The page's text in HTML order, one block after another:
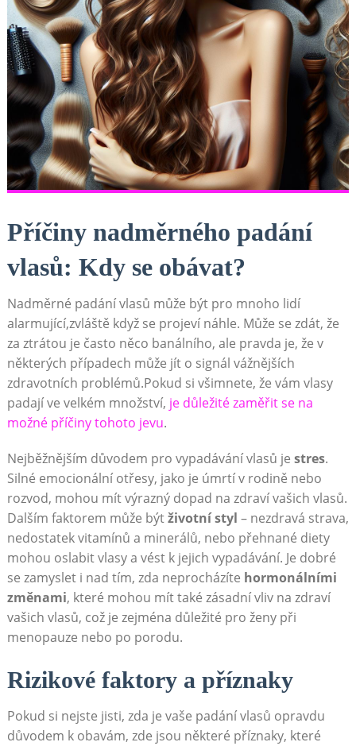
Příčiny nadměrného padání
vlasů: Kdy se obávat?
Nadměrné padání vlasů může být pro mnoho lidí
alarmující,zvláště když se projeví náhle. Může se zdát, že
za ztrátou je často něco banálního, ale pravda je, že v
některých případech může jít o signál vážnějších
zdravotních problémů.Pokud si všimnete, že vám vlasy
padají ve velkém množství, je důležité zaměřit se na
možné příčiny tohoto jevu.
Nejběžnějším důvodem pro vypadávání vlasů je stres.
Silné emocionální otřesy, jako je úmrtí v rodině nebo
rozvod, mohou mít výrazný dopad na zdraví vašich vlasů.
Dalším faktorem může býtživotní styl – nezdravá strava,
nedostatek vitamínů a minerálů, nebo přehnané diety
mohou oslabit vlasy a vést k jejich vypadávání. Je dobré
se zamyslet i nad tím, zda neprocházíte hormonálními
změnami, které mohou mít také zásadní vliv na zdraví
vašich vlasů, což je zejména důležité pro ženy při
menopauze nebo po porodu.
Rizikové faktory a příznaky
Pokud si nejste jisti, zda je vaše padání vlasů opravdu
důvodem k obavám, zde jsou některé příznaky, které